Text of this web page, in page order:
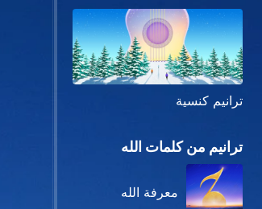
ترانيم كنسية
ترانيم من كلمات الله
معرفة الله